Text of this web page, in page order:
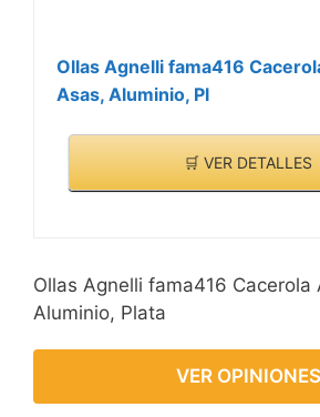
Ollas Agnelli fama416
Asas, Aluminio, Pl
🛒 VER DETALLES
Ollas Agnelli fama416 Cacerola
Aluminio, Plata
VER OPINIONES